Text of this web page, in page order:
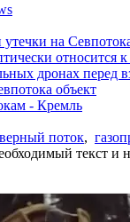
на
дронах перед
объект
- Кремль
поток,
текст и